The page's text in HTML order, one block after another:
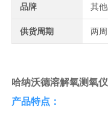
品牌 其
供货周期 两周
哈纳沃德溶解氧测氧
产品特点：